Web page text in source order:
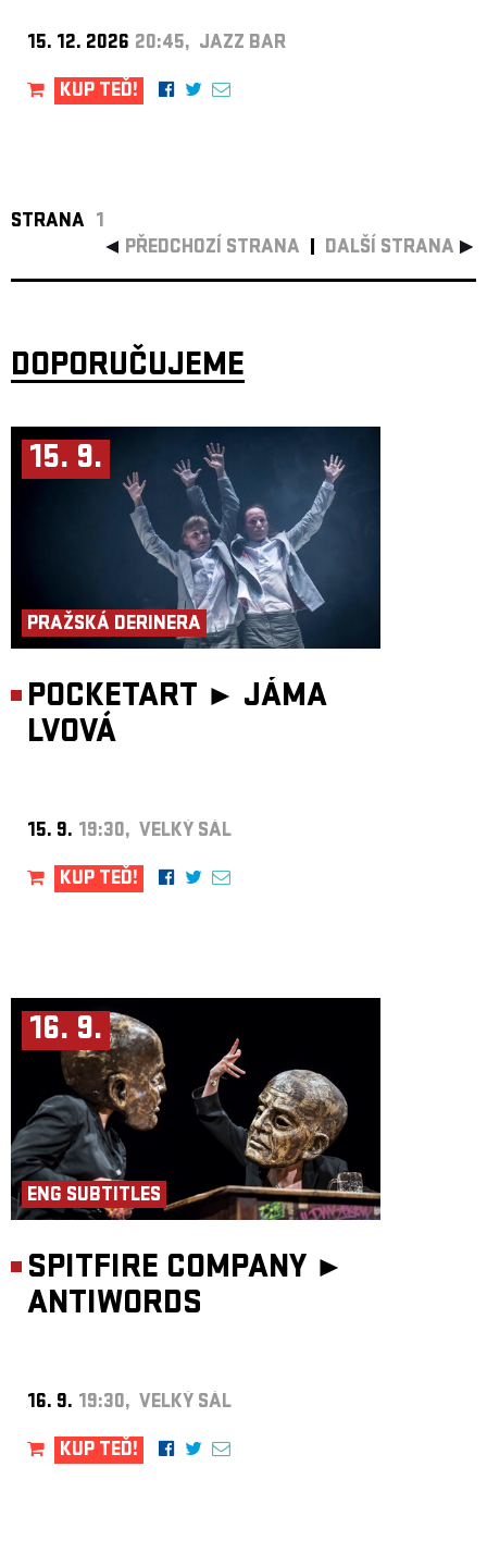
15. 12. 2026 20:45, JAZZ BAR
KUP TEĎ!
STRANA 1
PŘEDCHOZÍ STRANA
DALŠÍ STRANA
DOPORUČUJEME
15. 9.
PRAŽSKÁ DERINERA
POCKETART ► JÁMA
LVOVÁ
15. 9. 19:30, VELKÝ SÁL
KUP TEĎ!
16. 9.
ENG SUBTITLES
SPITFIRE COMPANY ►
ANTIWORDS
16. 9. 19:30, VELKÝ SÁL
KUP TEĎ!